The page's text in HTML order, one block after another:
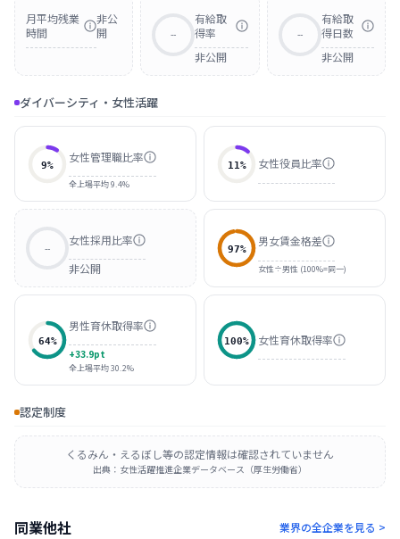
月平均残業
時間
非公
開
--
有給取
得率
非公開
--
有給取
得日数
非公開
ダイバーシティ・女性活躍
9%
女性管理職比率
全上場平均 9.4%
11% 女性役員比率
--
女性採用比率
非公開
97%
男女賃金格差
女性÷男性 (100%=同一)
64%
男性育休取得率
+33.9pt
全上場平均 30.2%
100% 女性育休取得率
認定制度
くるみん・えるぼし等の認定情報は確認されていません
出典：女性活躍推進企業データベース（厚生労働省）
同業他社 業界の全企業を見る >